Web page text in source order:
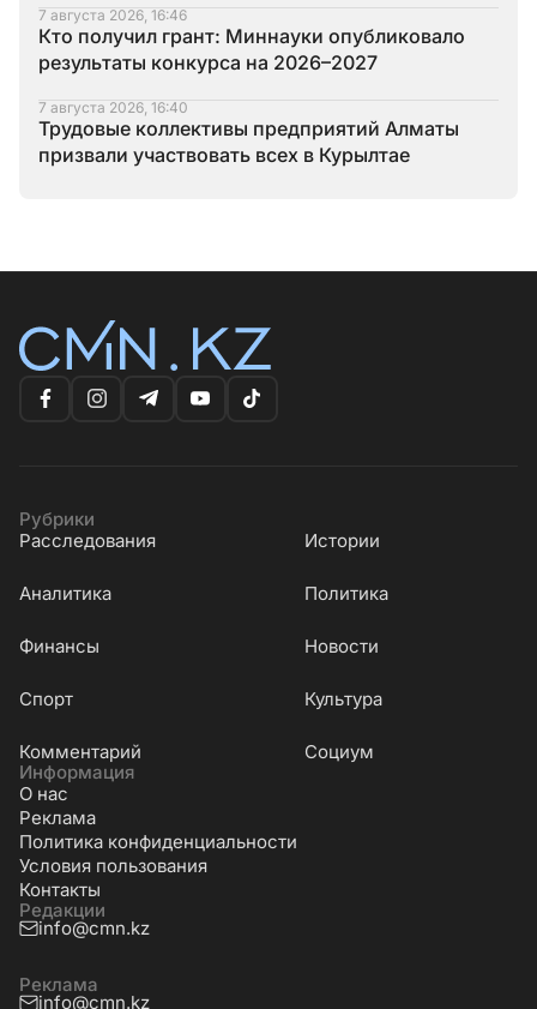
7 августа 2026, 16:46
Кто получил грант: Миннауки опубликовало
результаты конкурса на 2026–2027
7 августа 2026, 16:40
Трудовые коллективы предприятий Алматы
призвали участвовать всех в Курылтае
Рубрики
Расследования
Истории
Аналитика Политика
Финансы Новости
Cпорт Культура
Комментарий
Социум
Информация
О нас
Реклама
Политика конфиденциальности
Условия пользования
Контакты
Редакции
info@cmn.kz
Реклама
info@cmn.kz